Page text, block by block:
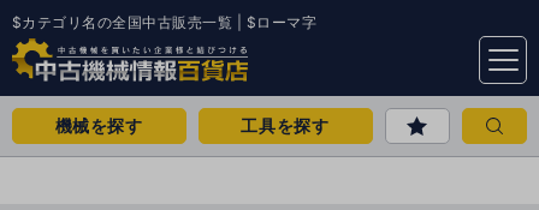
$カテゴリ名の全国中古販売一覧 | $ローマ字
menu
機械を探す 工具を探す